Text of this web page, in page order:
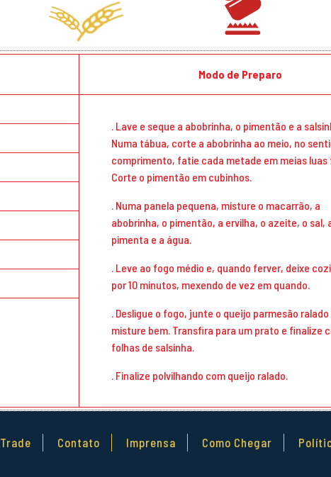
Modo de Preparo
. Lave e seque a abobrinha, o pimentão e a
Numa tábua, corte a abobrinha ao meio, no
comprimento, fatie cada metade em meias luas
Corte o pimentão em cubinhos.
. Numa panela pequena, misture o macarrão, a
abobrinha, o pimentão, a ervilha, o azeite, o sal,
pimenta e a água.
. Leve ao fogo médio e, quando ferver, deixe
por 10 minutos, mexendo de vez em quando.
. Desligue o fogo, junte o queijo parmesão ralado
misture bem. Transfira para um prato e finalize
folhas de salsinha.
. Finalize polvilhando com queijo ralado.
Trade Contato Imprensa Como Chegar